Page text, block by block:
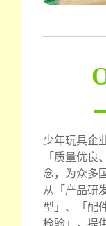
少年玩具企
「质量优良
念，为众多
从「产品研
型」、「配